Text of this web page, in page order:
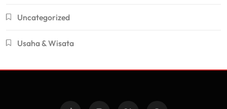
Uncategorized
Usaha & Wisata